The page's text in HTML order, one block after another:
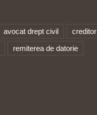
avocat drept civil creditor
remiterea de datorie